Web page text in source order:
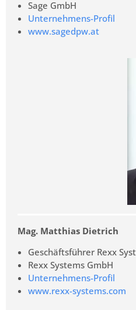
Sage GmbH
Unternehmens-Profil
www.sagedpw.at
Mag. Matthias Dietrich
Geschäftsführer Rexx
Rexx Systems GmbH
Unternehmens-Profil
www.rexx-systems.com